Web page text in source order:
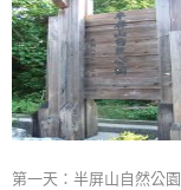
民
宿
全
租
第一天：半屏山自然公